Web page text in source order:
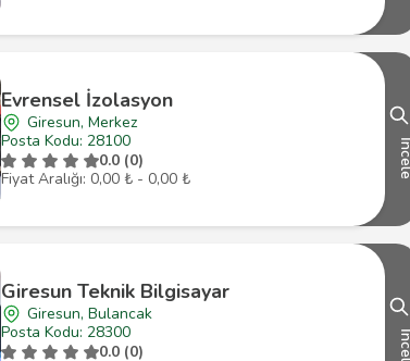
Evrensel İzolasyon
Giresun, Merkez
Posta Kodu: 28100
0.0 (0)
Fiyat Aralığı: 0,00 ₺ - 0,00 ₺
Giresun Teknik Bilgisayar
Giresun, Bulancak
Posta Kodu: 28300
0.0 (0)